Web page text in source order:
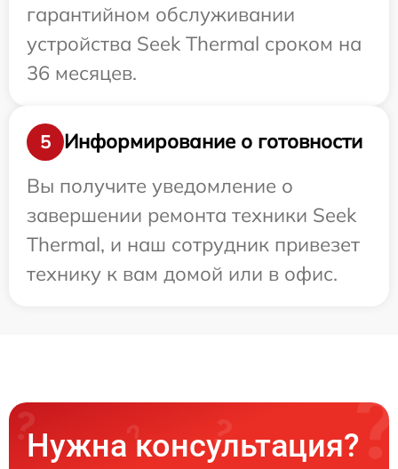
гарантийном обслуживании
устройства Seek Thermal сроком на
36 месяцев.
5
Информирование о готовности
Вы получите уведомление о
завершении ремонта техники Seek
Thermal, и наш сотрудник привезет
технику к вам домой или в офис.
Нужна консультация?